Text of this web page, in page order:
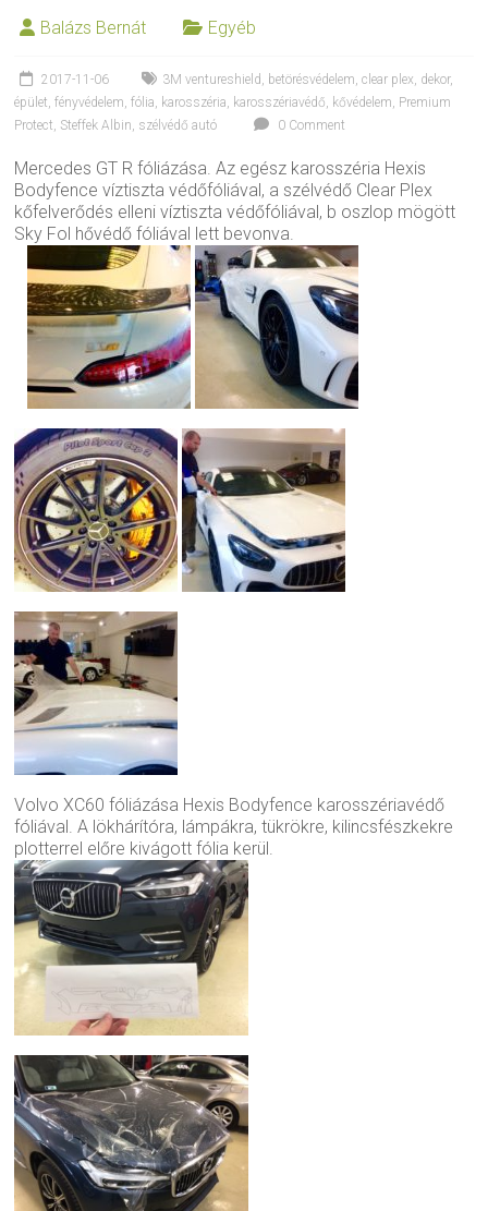
Balázs Bernát Egyéb
2017-11-06 3M ventureshield betörésvédelem ,clear plex dekor,
épület ,fényvédelem ,fólia karosszéria karosszériavédő kővédelem Premium
Protect Steffek Albin szélvédő autó 0 Comment
Mercedes GT R fóliázása. Az egész karosszéria Hexis
Bodyfence víztiszta védőfóliával, a szélvédő Clear Plex
kőfelverődés elleni víztiszta védőfóliával, b oszlop mögött
Sky Fol hővédő fóliával lett bevonva.
Volvo XC60 fóliázása Hexis Bodyfence karosszériavédő
fóliával. A lökhárítóra, lámpákra, tükrökre, kilincsfészkekre
plotterrel előre kivágott fólia kerül.